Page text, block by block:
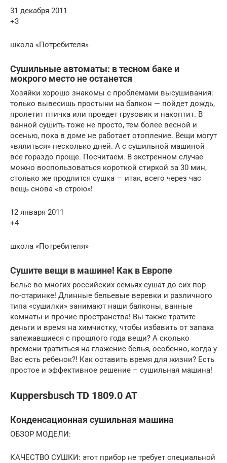
31 декабря 2011
+3
школа «Потребителя»
Сушильные автоматы: в тесном баке и
мокрого место не останется
Хозяйки хорошо знакомы с проблемами высушивания:
только вывесишь простыни на балкон — пойдет дождь,
пролетит птичка или проедет грузовик и накоптит. В
ванной сушить тоже не просто, тем более весной и
осенью, пока в доме не работает отопление. Вещи могут
«вялиться» несколько дней. А с сушильной машиной
все гораздо проще. Посчитаем. В экстренном случае
можно воспользоваться короткой стиркой за 30 мин,
столько же продлится сушка — итак, всего через час
вещь снова «в строю»!
12 января 2011
+4
школа «Потребителя»
Сушите вещи в машине! Как в Европе
Белье во многих российских семьях сушат до сих пор
по-старинке! Длинные бельевые веревки и различного
типа «сушилки» занимают наши балконы, ванные
комнаты и прочие пространства! Вы также тратите
деньги и время на химчистку, чтобы избавить от запаха
залежавшиеся с прошлого года вещи? А сколько
времени тратиться на глажение белья, особенно, когда у
Вас есть ребенок?! Как оставить время для жизни? Есть
простое и эффективное решение – сушильная машина!
Kuppersbusch TD 1809.0 AT
Конденсационная сушильная машина
ОБЗОР МОДЕЛИ:
КАЧЕСТВО СУШКИ: этот прибор не требует специальной